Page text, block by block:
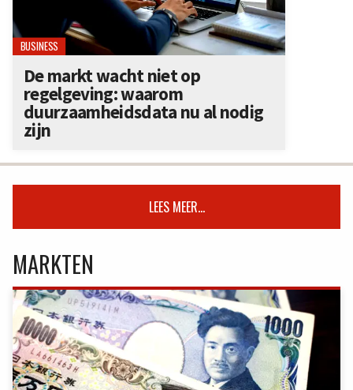
BUSINESS
De markt wacht niet op
regelgeving: waarom
duurzaamheidsdata nu al nodig
zijn
LEES MEER...
MARKTEN